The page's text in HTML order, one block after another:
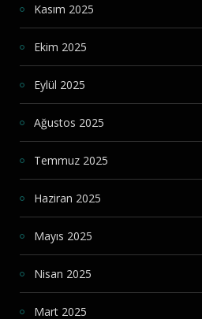
Kasım 2025
Ekim 2025
Eylül 2025
Ağustos 2025
Temmuz 2025
Haziran 2025
Mayıs 2025
Nisan 2025
Mart 2025